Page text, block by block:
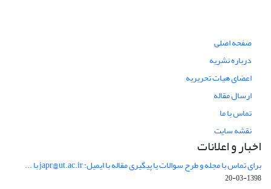
صفحه اصلی
درباره نشریه
اعضای هیات تحریریه
ارسال مقاله
تماس با ما
نقشه سایت
اخبار و اعلانات
برای تماس با مجله و طرح سوالات یا پیگیری مقاله با ایمیل: japr@ut.ac.ir با ...
1398-03-20